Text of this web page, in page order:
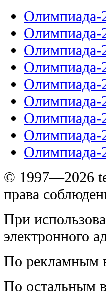
Олимпиада-
Олимпиада-
Олимпиада-
Олимпиада-
Олимпиада-
Олимпиада-
Олимпиада-
© 1997—2026
права
При
электронного
По рекламным
По остальным